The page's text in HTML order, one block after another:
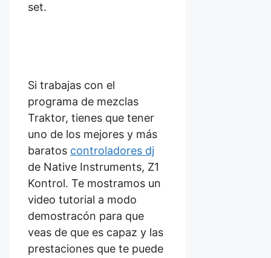
set.
Si trabajas con el
programa de mezclas
Traktor, tienes que tener
uno de los mejores y más
baratos controladores dj
de Native Instruments, Z1
Kontrol. Te mostramos un
video tutorial a modo
demostracón para que
veas de que es capaz y las
prestaciones que te puede